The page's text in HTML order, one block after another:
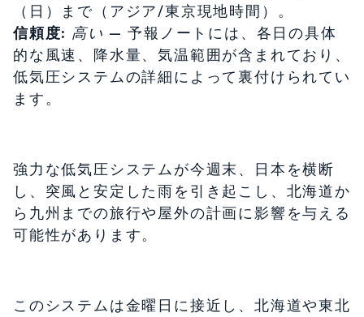
（日）まで（アジア/東京現地時間）。
信頼度: 高い — 予報ノートには、各日の具体
的な風速、降水量、気温範囲が含まれており、
低気圧システムの詳細によって裏付けられてい
ます。
強力な低気圧システムが今週末、日本を横断
し、突風と安定した雨を引き起こし、北海道か
ら九州までの旅行や屋外の計画に影響を与える
可能性があります。
このシステムは金曜日に接近し、北海道や東北